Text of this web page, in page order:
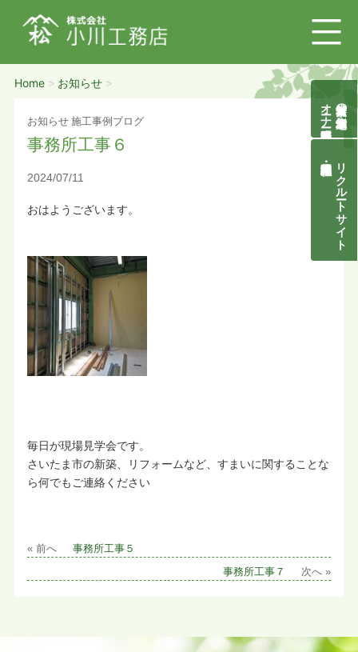
Home> お知らせ>
お知らせ 施工事例ブログ
事務所工事６
2024/07/11
おはようございます。
毎日が現場見学会です。
さいたま市の新築、リフォームなど、すまいに関することな
ら何でもご連絡ください
« 前へ 事務所工事５
事務所工事７ 次へ »
自然素材の無垢木造住宅
オーナー様募集説明会
リクルートサイト